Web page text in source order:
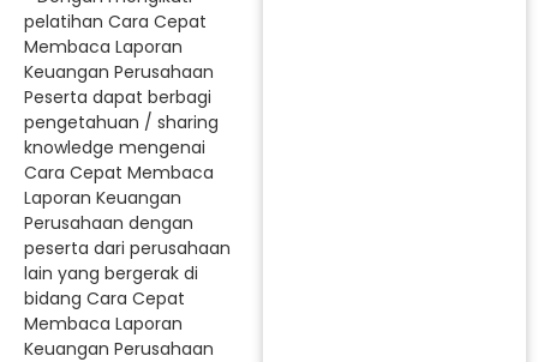
pelatihan Cara Cepat
Membaca Laporan
Keuangan Perusahaan
Peserta dapat berbagi
pengetahuan / sharing
knowledge mengenai
Cara Cepat Membaca
Laporan Keuangan
Perusahaan dengan
peserta dari perusahaan
lain yang bergerak di
bidang Cara Cepat
Membaca Laporan
Keuangan Perusahaan